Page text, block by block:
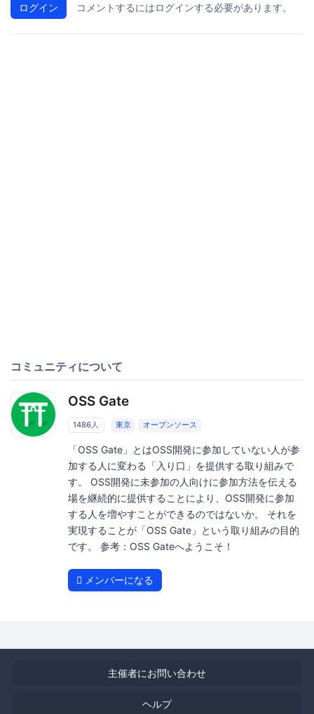
ログイン コメントするにはログインする必要があります。
コミュニティについて
OSS Gate
1486人 東京 オープンソース
「OSS Gate」とはOSS開発に参加していない人が参
加する人に変わる「入り口」を提供する取り組みで
す。 OSS開発に未参加の人向けに参加方法を伝える
場を継続的に提供することにより、OSS開発に参加
する人を増やすことができるのではないか。 それを
実現することが「OSS Gate」という取り組みの目的
です。 参考：OSS Gateへようこそ！
メンバーになる
主催者にお問い合わせ
ヘルプ